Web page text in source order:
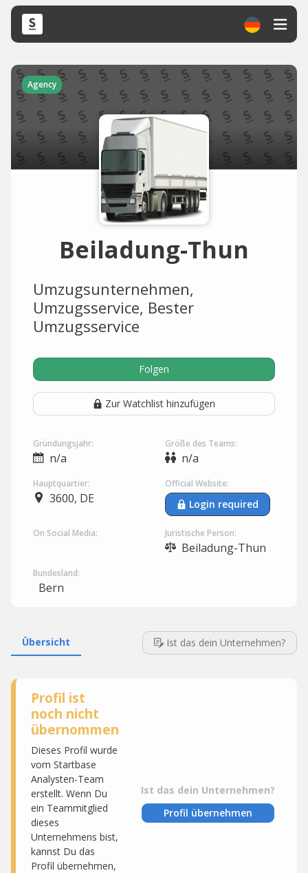
Agency
Beiladung-Thun
Umzugsunternehmen,
Umzugsservice, Bester
Umzugsservice
Folgen
Zur Watchlist hinzufügen
Gründungsjahr:
n/a
Größe des Teams:
n/a
Hauptquartier:
3600, DE
Official Website:
Login required
On Social Media: Juristische Person:
Beiladung-Thun
Bundesland:
Bern
Übersicht Ist das dein Unternehmen?
Profil ist
noch nicht
übernommen
Dieses Profil wurde
vom Startbase
Analysten-Team
erstellt. Wenn Du
ein Teammitglied
dieses
Unternehmens bist,
kannst Du das
Profil übernehmen,
Ist das dein Unternehmen?
Profil übernehmen